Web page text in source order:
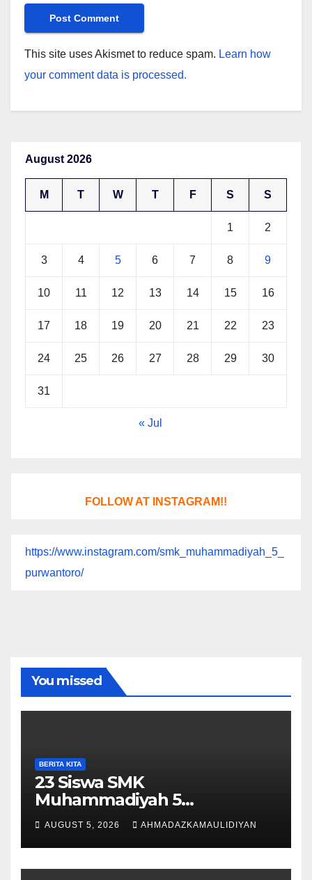
This site uses Akismet to reduce spam. Learn how
your comment data is processed.
August 2026
M T W T F S S
1 2
3 4 5 6 7 8 9
10 11 12 13 14 15 16
17 18 19 20 21 22 23
24 25 26 27 28 29 30
31
« Jul
FOLLOW AT INSTAGRAM!!
https://www.instagram.com/smk_muhammadiyah_5_
purwantoro/
You missed
BERITA KITA
23 Siswa SMK
Muhammadiyah 5
Purwantoro Terpilih Menjadi
Pengibar Bendera HUT ke-81
RI Tingkat Kecamatan
Purwantoro
AUGUST 5, 2026 AHMADAZKAMAULIDIYAN